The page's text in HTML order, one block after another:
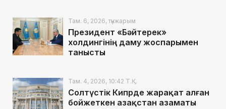
Там. 6, 2026, түнжарым
Президент «Бәйтерек»
холдингінің даму жоспарымен
танысты
Там. 4, 2026, 10:42 Т.Қ.
Солтүстік Кипрде жарақат алған
бойжеткен Қазақстан азаматы